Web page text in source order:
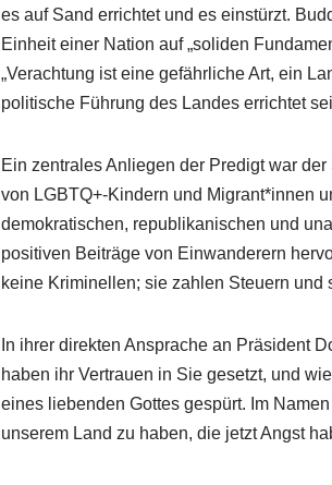
es auf Sand errichtet und es einstürzt.
Einheit einer Nation auf „soliden
„Verachtung ist eine gefährliche Art, ein
politische Führung des Landes errichtet
Ein zentrales Anliegen der Predigt war
von LGBTQ+-Kindern und Migrant*innen
demokratischen, republikanischen und
positiven Beiträge von Einwanderern
keine Kriminellen; sie zahlen Steuern und
In ihrer direkten Ansprache an Präsident
haben ihr Vertrauen in Sie gesetzt, und
eines liebenden Gottes gespürt. Im
unserem Land zu haben, die jetzt Angst